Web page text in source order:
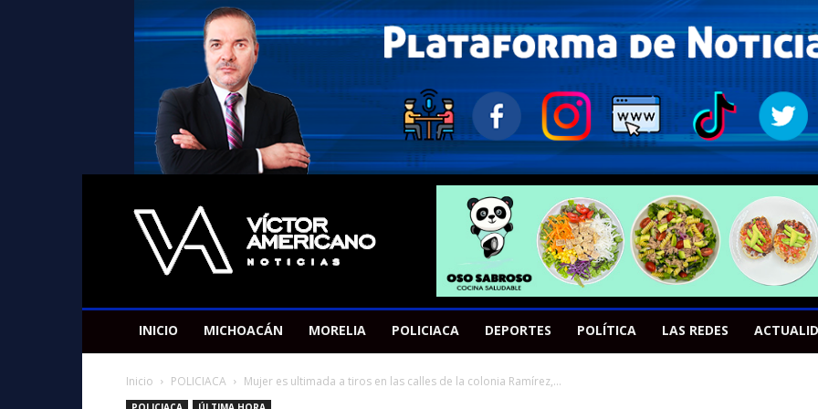
Americano
Victor
INICIO MICHOACÁN MORELIA POLICIACA DEPORTES POLÍTICA LAS REDES
Inicio POLICIACA Mujer es ultimada a tiros en las calles de la colonia Ramírez,...